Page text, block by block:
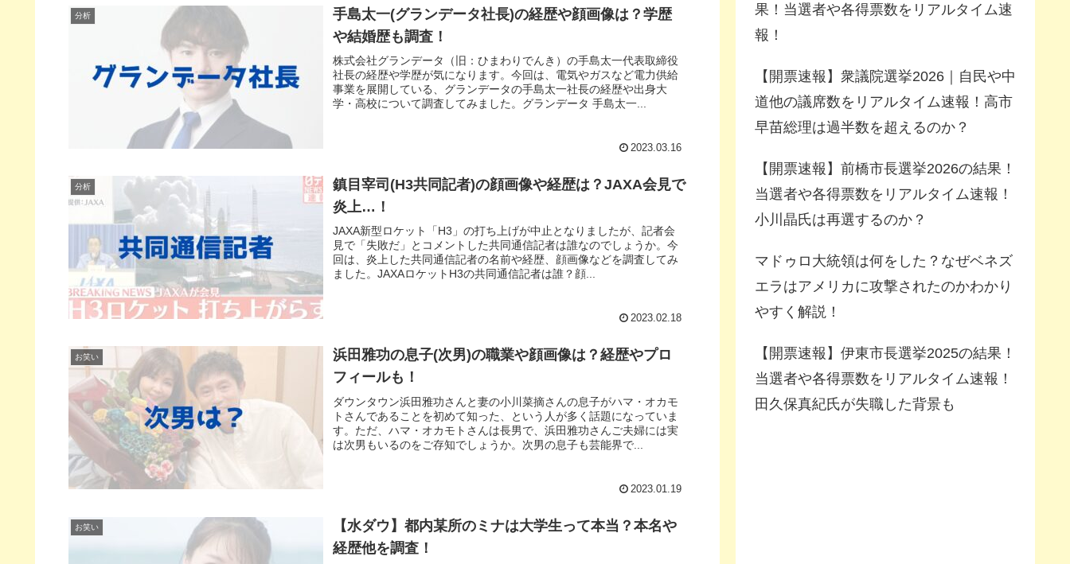
分析
手島太一(グランデータ社長)の経歴や顔画像は？学歴
や結婚歴も調査！
株式会社グランデータ（旧：ひまわりでんき）の手島太一代表取締役
社長の経歴や学歴が気になります。今回は、電気やガスなど電力供給
事業を展開している、グランデータの手島太一社長の経歴や出身大
学・高校について調査してみました。グランデータ 手島太一...
2023.03.16
分析
鎮目宰司(H3共同記者)の顔画像や経歴は？JAXA会見で
炎上…！
JAXA新型ロケット「H3」の打ち上げが中止となりましたが、記者会
見で「失敗だ」とコメントした共同通信記者は誰なのでしょうか。今
回は、炎上した共同通信記者の名前や経歴、顔画像などを調査してみ
ました。JAXAロケットH3の共同通信記者は誰？顔...
2023.02.18
お笑い
浜田雅功の息子(次男)の職業や顔画像は？経歴やプロ
フィールも！
ダウンタウン浜田雅功さんと妻の小川菜摘さんの息子がハマ・オカモ
トさんであることを初めて知った、という人が多く話題になっていま
す。ただ、ハマ・オカモトさんは長男で、浜田雅功さんご夫婦には実
は次男もいるのをご存知でしょうか。次男の息子も芸能界で...
2023.01.19
お笑い
【水ダウ】都内某所のミナは大学生って本当？本名や
経歴他を調査！
果！当選者や各得票数をリアルタイム速
報！
【開票速報】衆議院選挙2026｜自民や中
道他の議席数をリアルタイム速報！高市
早苗総理は過半数を超えるのか？
【開票速報】前橋市長選挙2026の結果！
当選者や各得票数をリアルタイム速報！
小川晶氏は再選するのか？
マドゥロ大統領は何をした？なぜベネズ
エラはアメリカに攻撃されたのかわかり
やすく解説！
【開票速報】伊東市長選挙2025の結果！
当選者や各得票数をリアルタイム速報！
田久保真紀氏が失職した背景も